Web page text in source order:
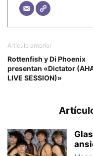
Artículo anterior
Rottenfish y Di Phoenix
presentan «Dictator
LIVE SESSION)»